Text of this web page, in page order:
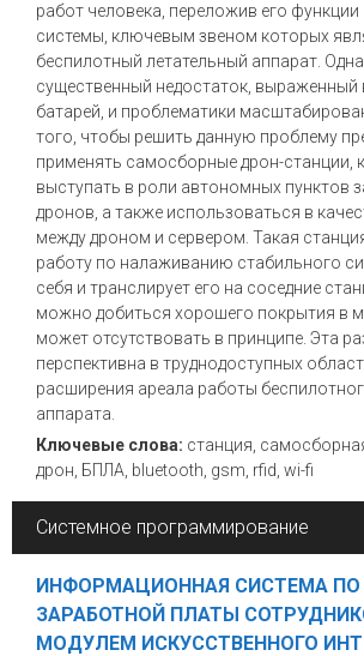
работ человека, переложив его
системы, ключевым звеном которых
беспилотный летательный аппарат.
существенный недостаток, выраженный
батарей, и проблематики
того, чтобы решить данную проблему
применять самосборные дрон-станции,
выступать в роли автономных пунктов
дронов, а также использоваться в
между дроном и сервером. Такая
работу по налаживанию стабильного
себя и транслирует его на соседние
можно добиться хорошего покрытия в
может отсутствовать в принципе. Эта
перспективна в труднодоступных
расширения ареала работы
аппарата.
Ключевые слова: станция,
дрон, БПЛА, bluetooth, gsm, rfid, wi-fi
Системное программирование
ИНФОРМАЦИОННАЯ СИСТЕМА ПО
ЗАРАБОТНОЙ ПЛАТЫ
МОДУЛЕМ ИСКУССТВЕННОГО